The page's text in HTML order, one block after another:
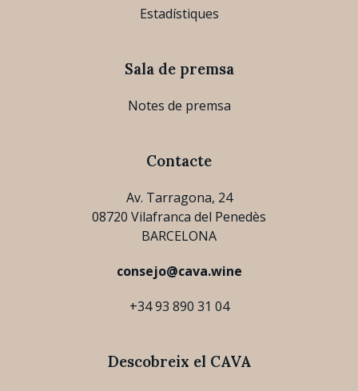
Estadístiques
Sala de premsa
Notes de premsa
Contacte
Av. Tarragona, 24
08720 Vilafranca del Penedès
BARCELONA
consejo@cava.wine
+34 93 890 31 04
Descobreix el CAVA